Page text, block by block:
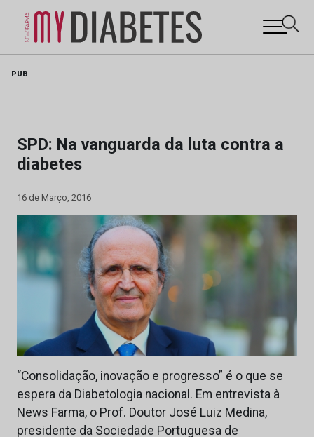
PUB
SPD: Na vanguarda da luta contra a
diabetes
16 de Março, 2016
“Consolidação, inovação e progresso” é o que se
espera da Diabetologia nacional. Em entrevista à
News Farma, o Prof. Doutor José Luiz Medina,
presidente da Sociedade Portuguesa de